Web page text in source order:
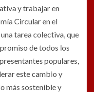
y trabajar en
Circular en el
tarea colectiva, que
de todos los
populares,
este cambio y
más sostenible y